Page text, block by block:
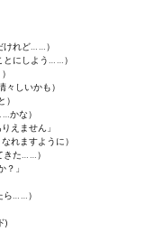
けれど……）
とにしよう……）
々しいかも）
）
かな）
えません」
れますように）
きた……）
？」
ら……）
)